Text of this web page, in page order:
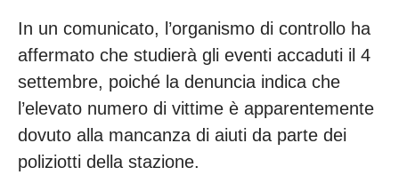
In un comunicato, l’organismo di controllo ha
affermato che studierà gli eventi accaduti il 4
settembre, poiché la denuncia indica che
l’elevato numero di vittime è apparentemente
dovuto alla mancanza di aiuti da parte dei
poliziotti della stazione.